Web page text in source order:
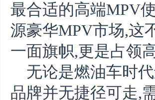
最合适的高端MPV
源豪华MPV市场,这
一面旗帜,更是占领
无论是燃油车时
品牌并无捷径可走,